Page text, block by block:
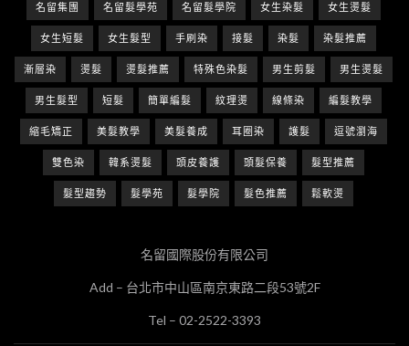
名留集團 名留髮學苑 名留髮學院 女生染髮 女生燙髮
女生短髮 女生髮型 手刷染 接髮 染髮 染髮推薦
漸層染 燙髮 燙髮推薦 特殊色染髮 男生剪髮 男生燙髮
男生髮型 短髮 簡單編髮 紋理燙 線條染 編髮教學
縮毛矯正 美髮教學 美髮養成 耳圈染 護髮 逗號瀏海
雙色染 韓系燙髮 頭皮養護 頭髮保養 髮型推薦
髮型趨勢 髮學苑 髮學院 髮色推薦 鬆軟燙
名留國際股份有限公司
Add – 台北市中山區南京東路二段53號2F
Tel – 02-2522-3393